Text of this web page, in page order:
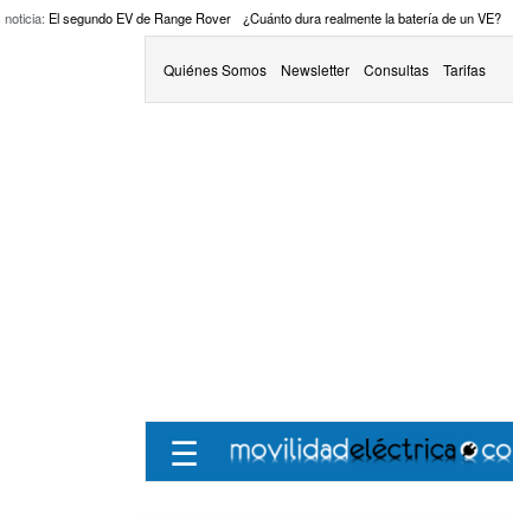
noticia: El segundo EV de Range Rover ¿Cuánto dura realmente la batería de un VE?
Quiénes Somos Newsletter Consultas Tarifas
☰